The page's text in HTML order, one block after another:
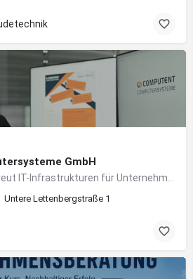
GmbH
Untere Lettenbergstraße 1